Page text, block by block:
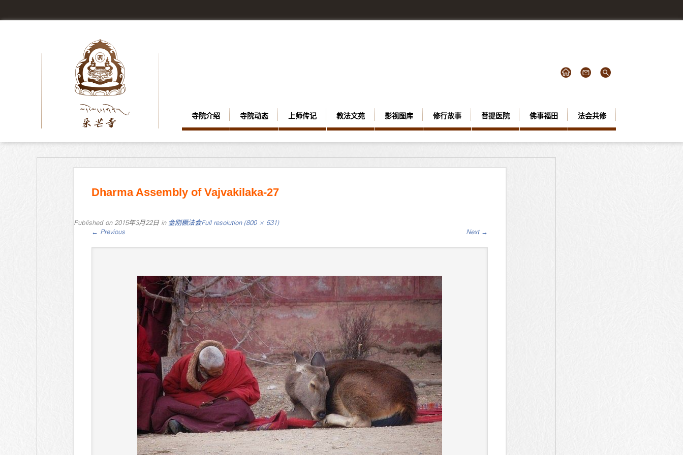
寺院介绍 寺院动态 上师传记 教法文苑 影视图库 修行故事 菩提医院 佛事福田 法会共修
Dharma Assembly of Vajvakilaka-27
Published on 2015年3月22日in 金刚橛法会Full resolution (800 × 531)
← Previous Next →